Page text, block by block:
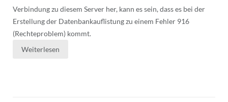
Verbindung zu diesem Server her, kann es sein, dass es bei der
Erstellung der Datenbankauflistung zu einem Fehler 916
(Rechteproblem) kommt.
Weiterlesen